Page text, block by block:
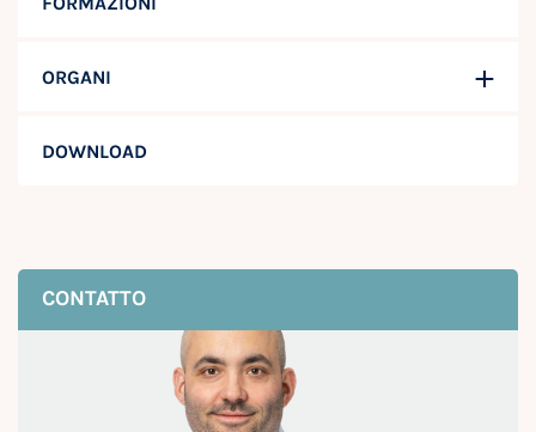
ORGANI
DOWNLOAD
CONTATTO